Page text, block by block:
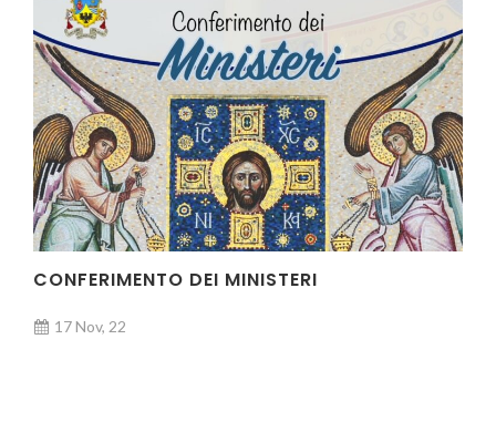
CONFERIMENTO DEI MINISTERI
17 Nov, 22